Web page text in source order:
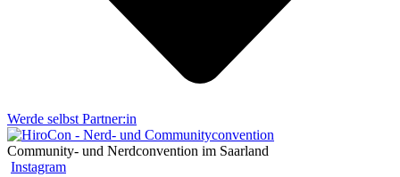
Werde selbst Partner:in
Community- und Nerdconvention im Saarland
Instagram